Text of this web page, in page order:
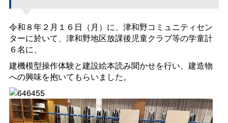
令和８年２月１６日（月）に、津和野コミュニティセン
ターに於いて、津和野地区放課後児童クラブ等の学童計
６名に、
建機模型操作体験と建設絵本読み聞かせを行い、建造物
への興味を抱いてもらいました。